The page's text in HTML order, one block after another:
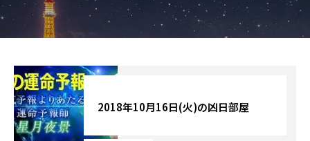
秘伝公開！吉凶カレンダー
記事カテゴリー
ブログ
お知らせ
2018年10月16日(火)の凶日部屋